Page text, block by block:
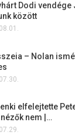
Dodi vendége
között
– Nolan
elfelejtette
nem |…